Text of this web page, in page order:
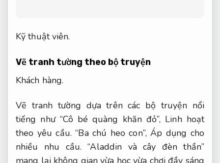
Kỹ thuật viên.
Vẽ tranh tường theo bộ truyện
Khách hàng.
Vẽ tranh tường dựa trên các bộ truyện nổi
tiếng như “Cô bé quàng khăn đỏ”, Linh hoạt
theo yêu cầu. “Ba chú heo con”,Áp dụng cho
nhiều nhu cầu. “Aladdin và cây đèn thần”
mang lại không gian vừa học vừa chơi đầy sáng